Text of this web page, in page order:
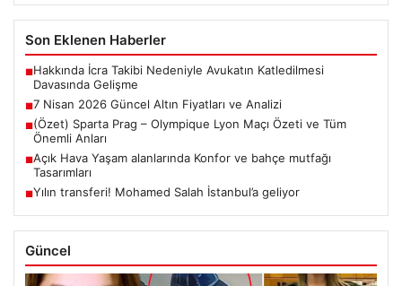
Son Eklenen Haberler
■Hakkında İcra Takibi Nedeniyle Avukatın Katledilmesi
Davasında Gelişme
■7 Nisan 2026 Güncel Altın Fiyatları ve Analizi
■(Özet) Sparta Prag – Olympique Lyon Maçı Özeti ve Tüm
Önemli Anları
■Açık Hava Yaşam alanlarında Konfor ve bahçe mutfağı
Tasarımları
■Yılın transferi! Mohamed Salah İstanbul’a geliyor
Güncel